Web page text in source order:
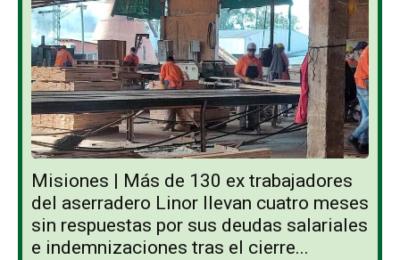
Misiones | Más de 130 ex trabajadores
del aserradero Linor llevan cuatro meses
sin respuestas por sus deudas salariales
e indemnizaciones tras el cierre...